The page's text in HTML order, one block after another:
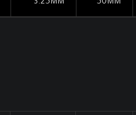
50MM
3.25MM